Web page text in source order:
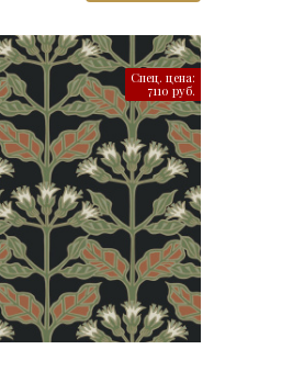
Спец. цена:
7110 руб.